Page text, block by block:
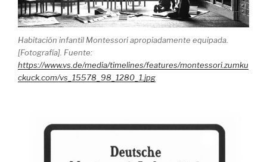
Habitación infantil Montessori apropiadamente equipada.
[Fotografía]. Fuente:
https://www.vs.de/media/timelines/features/montessori.zumku
ckuck.com/vs_15578_98_1280_1.jpg